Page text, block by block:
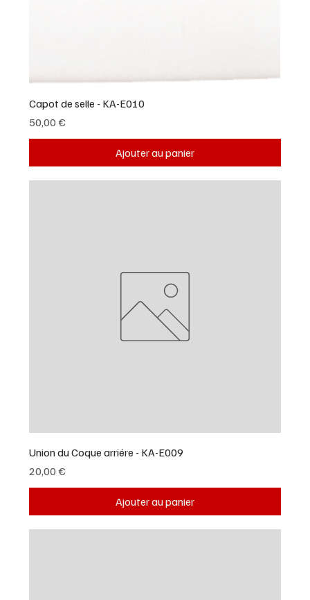
Capot de selle - KA-E010
Prix
50,00 €
Ajouter au panier
Union du Coque arriére - KA-E009
Prix
20,00 €
Ajouter au panier